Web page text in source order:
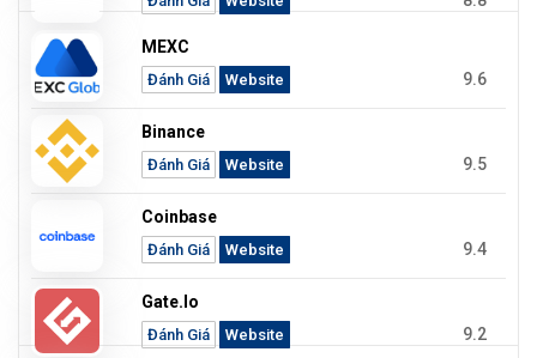
MEXC
Đánh Giá Website 9.6
Binance
Đánh Giá Website 9.5
Coinbase
Đánh Giá Website 9.4
Gate.io
Đánh Giá Website 9.2